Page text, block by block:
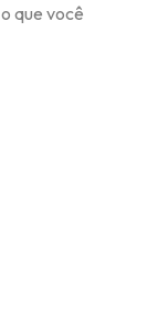
que você